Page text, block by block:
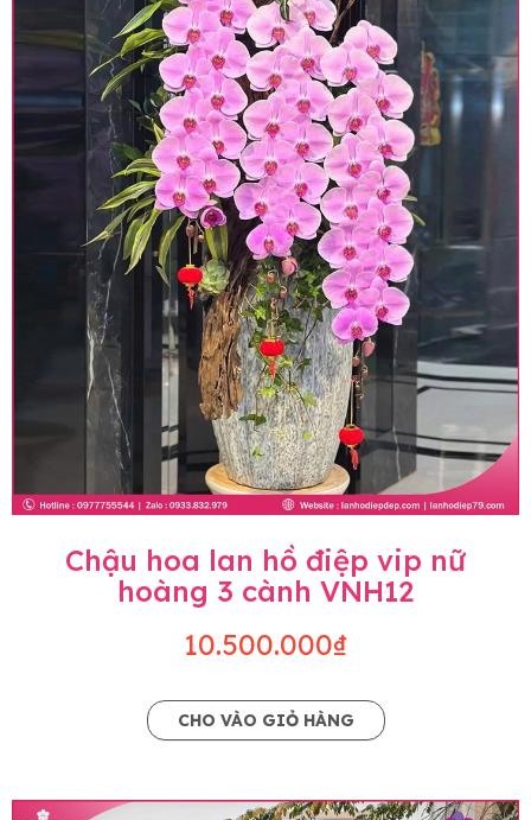
Chậu hoa lan hồ điệp vip nữ
hoàng 3 cành VNH12
10.500.000₫
CHO VÀO GIỎ HÀNG